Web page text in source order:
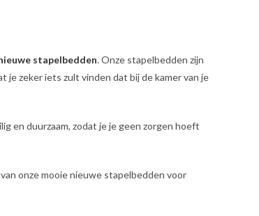
stapelbedden. Onze stapelbedden zijn
je zeker iets zult vinden dat bij de kamer van je
en duurzaam, zodat je je geen zorgen hoeft
onze mooie nieuwe stapelbedden voor